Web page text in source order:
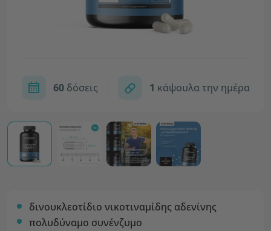
60δόσεις 1 κάψουλα την ημέρα
δινουκλεοτίδιο νικοτιναμίδης αδενίνης
πολυδύναμο συνένζυμο